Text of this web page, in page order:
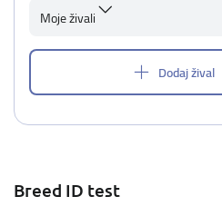
Moje živali
Dodaj žival
Breed ID test